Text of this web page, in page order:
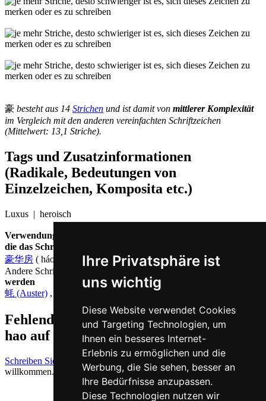
Ihre Privatsphäre ist
uns wichtig
Diese Website verwendet Cookies
und Targeting Technologien, um
Ihnen ein besseres Internet-
Erlebnis zu ermöglichen und die
Werbung, die Sie sehen, besser an
Ihre Bedürfnisse anzupassen.
Diese Technologien nutzen wir
豪 besteht aus 14 Strichen und ist damit von mittlerer Komplexität
im Vergleich mit den anderen vereinfachten Schriftzeichen
(Mittelwert: 13,1 Striche).
Tags und Zusatzinformationen
(Radikale, Bedeutungen von
Einzelzeichen, Komposita etc.)
Luxus | heroisch
Verwendungs-Beispiele: zusammengesetzte chinesische Wörter,
die das Schriftzeichen 豪 ( hao / háo ) enthalten
豪华房 ( háohuáfáng = Luxus-Suite )
Andere Schriftzeichen, die auf Chinesisch
werden
蚝 (Auster) ,
Fehlende oder falsche Übersetzung für
hao auf Deutsch melden
Schreiben Sie uns!
Ihr Feedback und konstruktive Kritik sind stets
willkommen.